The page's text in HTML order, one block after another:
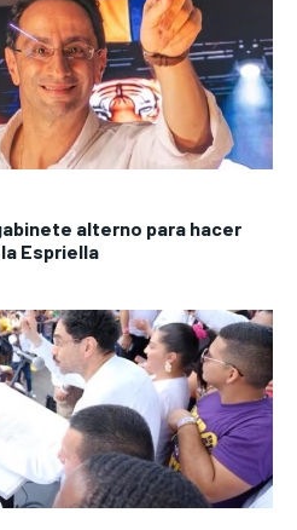
alterno para hacer
Espriella